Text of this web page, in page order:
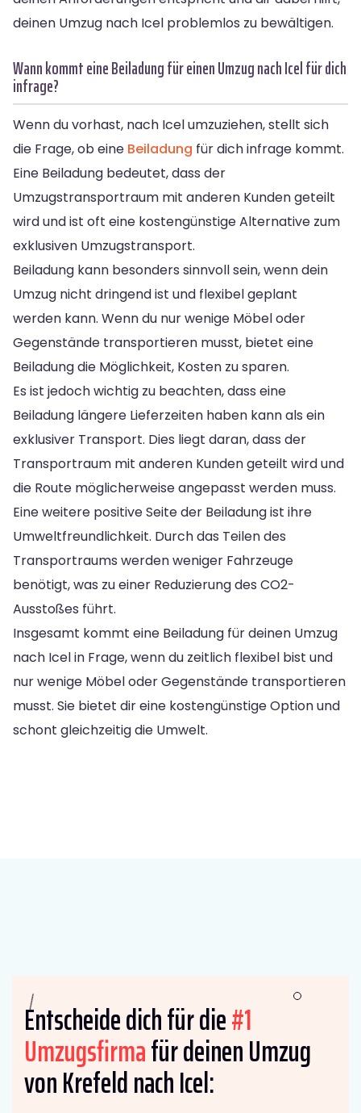
deinen Umzug nach Icel problemlos zu bewältigen.
Wann kommt eine Beiladung für einen Umzug nach Icel für dich
infrage?
Wenn du vorhast, nach Icel umzuziehen, stellt sich
die Frage, ob eine Beiladung für dich infrage kommt.
Eine Beiladung bedeutet, dass der
Umzugstransportraum mit anderen Kunden geteilt
wird und ist oft eine kostengünstige Alternative zum
exklusiven Umzugstransport.
Beiladung kann besonders sinnvoll sein, wenn dein
Umzug nicht dringend ist und flexibel geplant
werden kann. Wenn du nur wenige Möbel oder
Gegenstände transportieren musst, bietet eine
Beiladung die Möglichkeit, Kosten zu sparen.
Es ist jedoch wichtig zu beachten, dass eine
Beiladung längere Lieferzeiten haben kann als ein
exklusiver Transport. Dies liegt daran, dass der
Transportraum mit anderen Kunden geteilt wird und
die Route möglicherweise angepasst werden muss.
Eine weitere positive Seite der Beiladung ist ihre
Umweltfreundlichkeit. Durch das Teilen des
Transportraums werden weniger Fahrzeuge
benötigt, was zu einer Reduzierung des CO2-
Ausstoßes führt.
Insgesamt kommt eine Beiladung für deinen Umzug
nach Icel in Frage, wenn du zeitlich flexibel bist und
nur wenige Möbel oder Gegenstände transportieren
musst. Sie bietet dir eine kostengünstige Option und
schont gleichzeitig die Umwelt.
Entscheide dich für die#1
Umzugsfirmafür deinen Umzug
von Krefeld nach Icel: